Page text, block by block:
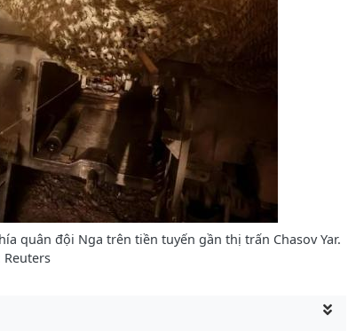
quân đội Nga trên tiền tuyến gần thị trấn Chasov Yar.
Reuters